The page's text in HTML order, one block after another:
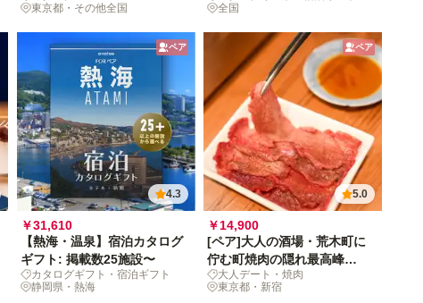
東京都・その他全国
全国
ペア
4.3
￥31,610
【熱海・温泉】宿泊カタログ
ギフト: 掲載数25施設〜
カタログギフト・宿泊ギフト
静岡県・熱海
ペア
5.0
￥14,900
[ペア]大人の酒場・荒木町に
佇む町焼肉の隠れ最高峰
「穏」で、絶品の肉と米に舌
鼓を！
大人デート・焼肉
東京都・新宿